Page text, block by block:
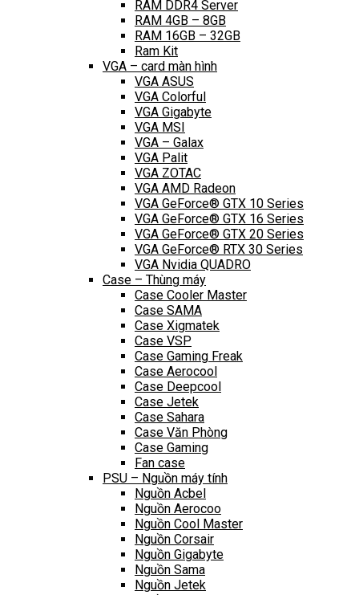
RAM DDR4 Server
RAM 4GB – 8GB
RAM 16GB – 32GB
Ram Kit
VGA – card màn hình
VGA ASUS
VGA Colorful
VGA Gigabyte
VGA MSI
VGA – Galax
VGA Palit
VGA ZOTAC
VGA AMD Radeon
VGA GeForce® GTX 10 Series
VGA GeForce® GTX 16 Series
VGA GeForce® GTX 20 Series
VGA GeForce® RTX 30 Series
VGA Nvidia QUADRO
Case – Thùng máy
Case Cooler Master
Case SAMA
Case Xigmatek
Case VSP
Case Gaming Freak
Case Aerocool
Case Deepcool
Case Jetek
Case Sahara
Case Văn Phòng
Case Gaming
Fan case
PSU – Nguồn máy tính
Nguồn Acbel
Nguồn Aerocoo
Nguồn Cool Master
Nguồn Corsair
Nguồn Gigabyte
Nguồn Sama
Nguồn Jetek